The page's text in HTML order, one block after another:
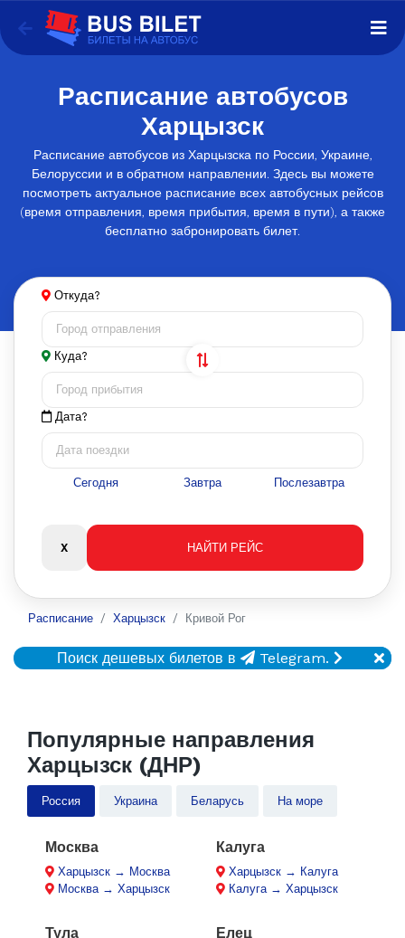
Расписание автобусов
Харцызск
Расписание автобусов из Харцызска по России, Украине,
Белоруссии и в обратном направлении. Здесь вы можете
посмотреть актуальное расписание всех автобусных рейсов
(время отправления, время прибытия, время в пути), а также
бесплатно забронировать билет.
Откуда?
Куда?
Дата?
Сегодня Завтра Послезавтра
Расписание Харцызск Кривой Рог
Поиск дешевых билетов в Telegram.
Популярные направления
Харцызск (ДНР)
Россия Украина Беларусь На море
Москва
Харцызск → Москва
Москва → Харцызск
Калуга
Харцызск → Калуга
Калуга → Харцызск
Тула Елец